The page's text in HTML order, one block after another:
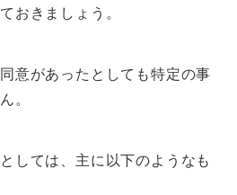
おきましょう。
意があったとしても特定の事
。
しては、主に以下のようなも